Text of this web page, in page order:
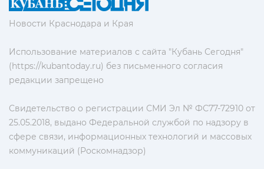
Новости Краснодара и Края
Использование материалов с сайта "Кубань Сегодня"
(https://kubantoday.ru) без письменного согласия
редакции запрещено
Свидетельство о регистрации СМИ Эл № ФС77-72910 от
25.05.2018, выдано Федеральной службой по надзору в
сфере связи, информационных технологий и массовых
коммуникаций (Роскомнадзор)